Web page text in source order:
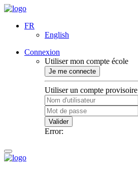
FR
English
Connexion
Utiliser mon compte école
Je me connecte
Utiliser un compte provisoire
Valider
Error: